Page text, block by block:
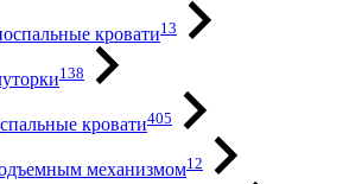
кровати13
138
кровати405
механизмом12